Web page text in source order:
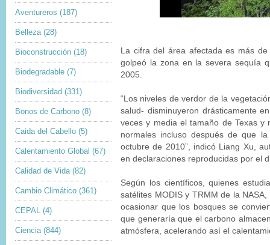
Aventureros (187)
Belleza (28)
Bioconstrucción (18)
Biodegradable (7)
Biodiversidad (331)
Bonos de Carbono (8)
Caida del Cabello (5)
Calentamiento Global (67)
Calidad de Vida (82)
Cambio Climático (361)
CEPAL (4)
Ciencia (844)
La cifra del área afectada es más
golpeó la zona en la severa sequía
2005.
“Los niveles de verdor de la
salud- disminuyeron drásticamente
veces y media el tamaño de Texas y
normales incluso después de que
octubre de 2010”, indicó Liang Xu,
en declaraciones reproducidas por el
Según los científicos, quienes
satélites MODIS y TRMM de la
ocasionar que los bosques se
que generaría que el carbono
atmósfera, acelerando así el